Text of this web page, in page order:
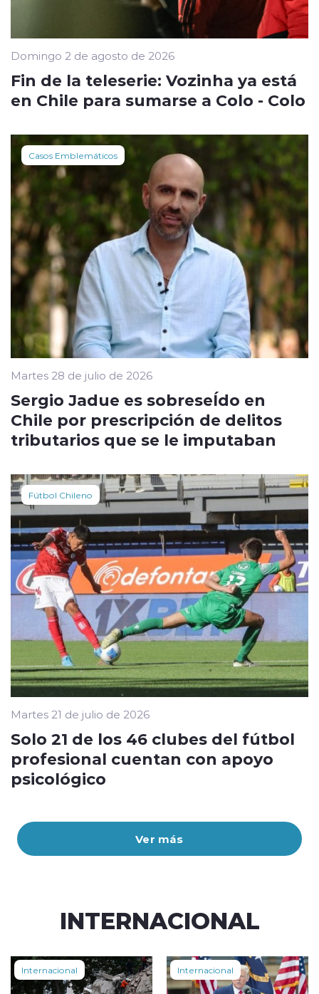
Ver más
Domingo 2 de agosto de 2026
Fin de la teleserie: Vozinha ya está
en Chile para sumarse a Colo - Colo
Casos Emblemáticos
Martes 28 de julio de 2026
Sergio Jadue es sobreseÍdo en
Chile por prescripción de delitos
tributarios que se le imputaban
Fútbol Chileno
Martes 21 de julio de 2026
Solo 21 de los 46 clubes del fútbol
profesional cuentan con apoyo
psicológico
INTERNACIONAL
Internacional Internacional